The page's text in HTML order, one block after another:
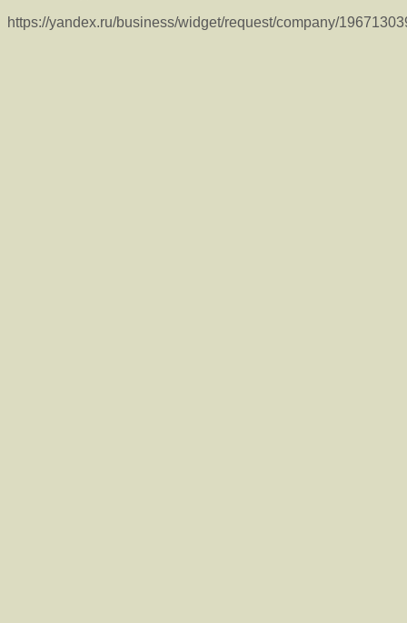
https://yandex.ru/business/widget/request/company/